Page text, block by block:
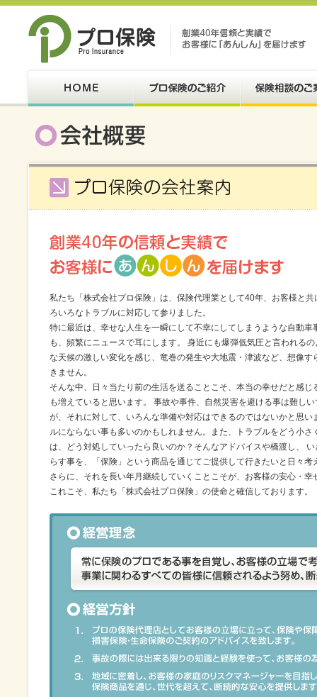
私たち「株式会社プロ保険」は、保険代理業として40年、お客様と共
ろいろなトラブルに対応して参りました。
特に最近は、幸せな人生を一瞬にして不幸にしてしまうような自動車
も、頻繁にニュースで耳にします。 身近にも爆弾低気圧と言われるの
な天候の激しい変化を感じ、竜巻の発生や大地震・津波など、想像す
きません。
そんな中、日々当たり前の生活を送ることこそ、本当の幸せだと感じ
も増えていると思います。 事故や事件、自然災害を避ける事は難しい
が、それに対して、いろんな準備や対応はできるのではないかと思
ルにならない事も多いのかもしれません。また、トラブルをどう小
は、どう対処していったら良いのか？そんなアドバイスや橋渡し、
らす事を、「保険」という商品を通じてご提供して行きたいと日々考
さらに、それを長い年月継続していくことこそが、お客様の安心・幸
これこそ、私たち「株式会社プロ保険」の使命と確信しております。